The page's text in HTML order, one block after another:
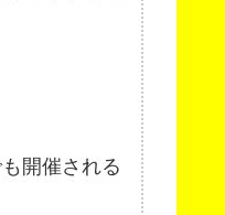
開催される